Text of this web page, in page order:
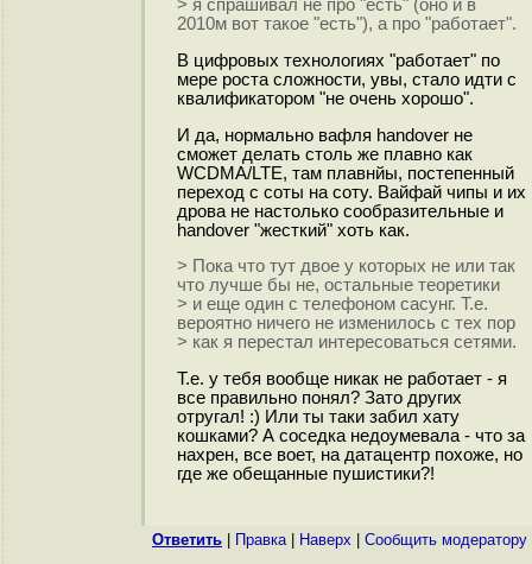
> я спрашивал не про "есть" (оно и в
2010м вот такое "есть"), а про "работает".
В цифровых технологиях "работает" по
мере роста сложности, увы, стало идти с
квалификатором "не очень хорошо".
И да, нормально вафля handover не
сможет делать столь же плавно как
WCDMA/LTE, там плавнйы, постепенный
переход с соты на соту. Вайфай чипы и их
дрова не настолько сообразительные и
handover "жесткий" хоть как.
> Пока что тут двое у которых не или так
что лучше бы не, остальные теоретики
> и еще один с телефоном сасунг. Т.е.
вероятно ничего не изменилось с тех пор
> как я перестал интересоваться сетями.
Т.е. у тебя вообще никак не работает - я
все правильно понял? Зато других
отругал! :) Или ты таки забил хату
кошками? А соседка недоумевала - что за
нахрен, все воет, на датацентр похоже, но
где же обещанные пушистики?!
Ответить Правка| Наверх Cообщить модератору